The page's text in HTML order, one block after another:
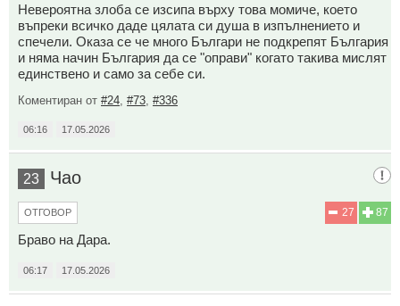
Невероятна злоба се изсипа върху това момиче, което
въпреки всичко даде цялата си душа в изпълнението и
спечели. Оказа се че много Българи не подкрепят България
и няма начин България да се "оправи" когато такива мислят
единствено и само за себе си.
Коментиран от #24 #73 #336
06:16 17.05.2026
23 Чао
87
27
ОТГОВОР
Браво на Дара.
06:17 17.05.2026